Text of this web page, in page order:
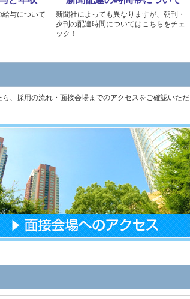
与について
新聞社によっても異なりますが、朝刊・
夕刊の配達時間についてはこちらをチェ
ック！
、採用の流れ・面接会場までのアクセスをご確認いただ